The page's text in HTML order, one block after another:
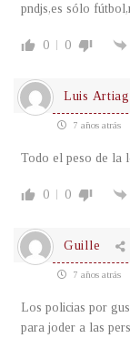
pndjs,es sólo
0 0
Luis
7 años atrás
Todo el peso de la
0 0
Guille
7 años atrás
Los policias por
para joder a las